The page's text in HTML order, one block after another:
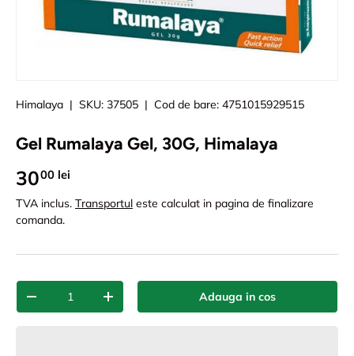
Himalaya | SKU: 37505 | Cod de bare: 4751015929515
Gel Rumalaya Gel, 30G, Himalaya
3000 lei
TVA inclus. Transportul este calculat in pagina de finalizare
comanda.
Cant.
-
+ Adauga in cos